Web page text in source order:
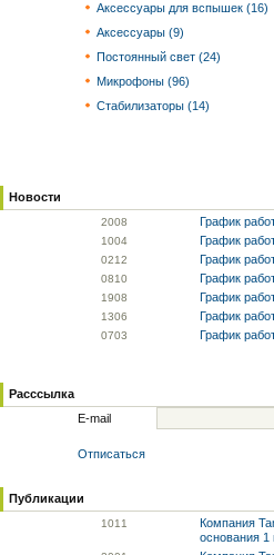
Аксессуары для вспышек (16)
Аксессуары (9)
Постоянный свет (24)
Микрофоны (96)
Стабилизаторы (14)
Новости
2008 График
1004 График
0212 График
0810 График
1908 График
1306 График
0703 График
Расссылка
E-mail
Отписаться
Публикации
1011
Компания
основания 1